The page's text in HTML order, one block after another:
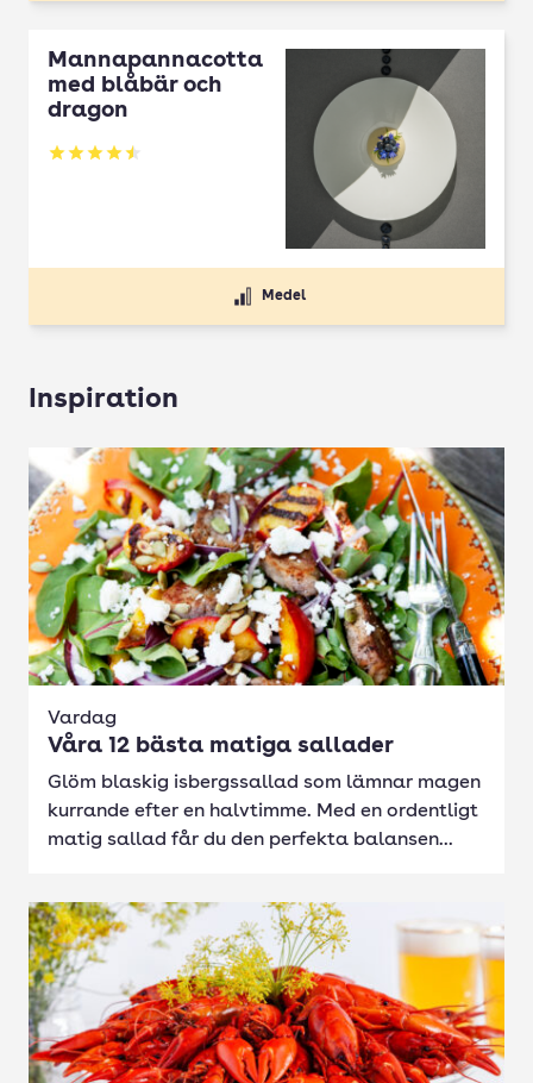
Mannapannacotta
med blåbär och
dragon
Betyg: 4.5 av 5
Medel
Inspiration
Vardag
Våra 12 bästa matiga sallader
Glöm blaskig isbergssallad som lämnar magen
kurrande efter en halvtimme. Med en ordentligt
matig sallad får du den perfekta balansen...